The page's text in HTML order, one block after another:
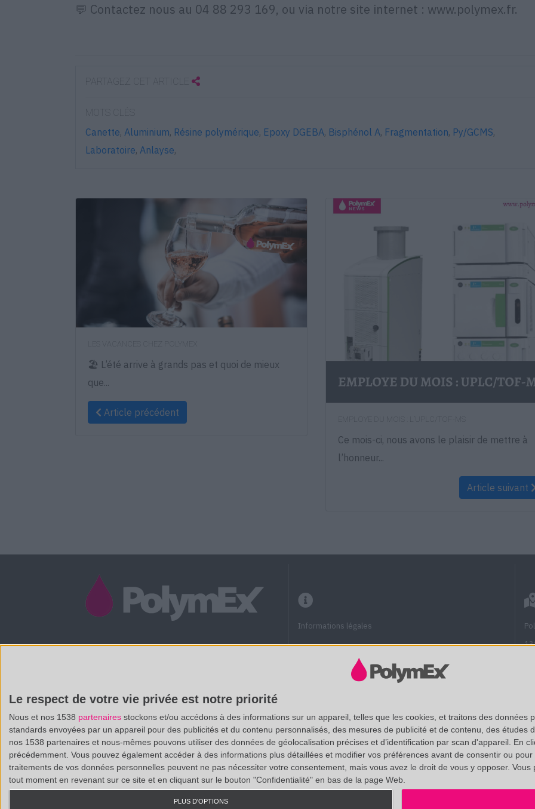
Le respect de votre vie privée est notre priorité
Nous et nos 1538 partenaires stockons et/ou accédons à des informations sur un appareil, telles que les cookies, et traitons des
standards envoyées par un appareil pour des publicités et du contenu personnalisés, des mesures de publicité et de contenu, des études
nos 1538 partenaires et nous-mêmes pouvons utiliser des données de géolocalisation précises et d’identification par scan d'appareil. En
précédemment. Vous pouvez également accéder à des informations plus détaillées et modifier vos préférences avant de consentir ou
traitements de vos données personnelles peuvent ne pas nécessiter votre consentement, mais vous avez le droit de vous y opposer.
tout moment en revenant sur ce site et en cliquant sur le bouton "Confidentialité" en bas de la page Web.
PLUS D'OPTIONS
💬 Contactez nous au 04 88 293 169, ou via notre site internet : www.polymex.fr.
PARTAGEZ CET ARTICLE
MOTS CLÉS
Canette, Aluminium, Résine polymérique, Epoxy DGEBA, Bisphénol A, Fragmentation, Py/GCMS,
Laboratoire, Anlayse,
LES VACANCES CHEZ POLYMEX
🏖️ L’été arrive à grands pas et quoi de mieux
que...
Article précédent
EMPLOYE DU MOIS : L’UPLC/TOF-MS
Ce mois-ci, nous avons le plaisir de mettre à
l’honneur...
Article suivant
Informations légales
Questions fréquentes
Documentation technique
SAS au capital de 20 000 € - RCS Aix 537 911 406
Certifié ISO 9001 :2015 par AB Certification. Accrédité CIR.